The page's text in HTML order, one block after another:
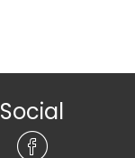
Social